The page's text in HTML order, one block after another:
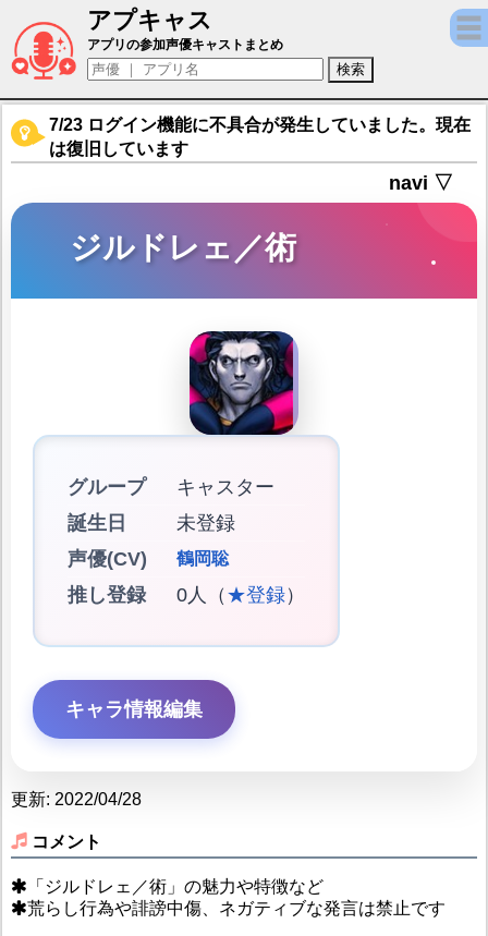
アプキャス
ジルドレェ／術（声優：鶴岡聡)【Fate/
アプリの参加声優キャストまとめ
7/23 ログイン機能に不具合が発生していました。現在
は復旧しています
navi ▽
ジルドレェ／術
グループ
キャスター
誕生日
未登録
声優(CV)
鶴岡聡
推し登録 0人（ ★登録）
キャラ情報編集
更新: 2022/04/28
コメント
「ジルドレェ／術」の魅力や特徴など
荒らし行為や誹謗中傷、ネガティブな発言は禁止です